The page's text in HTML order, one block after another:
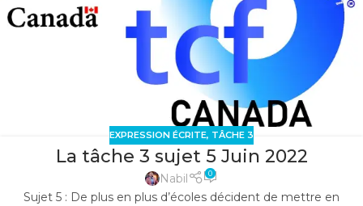
EXPRESSION ÉCRITE, TÂCHE 3
La tâche 3 sujet 5 Juin 2022
Nabil 0
Sujet 5 : De plus en plus d’écoles décident de mettre en